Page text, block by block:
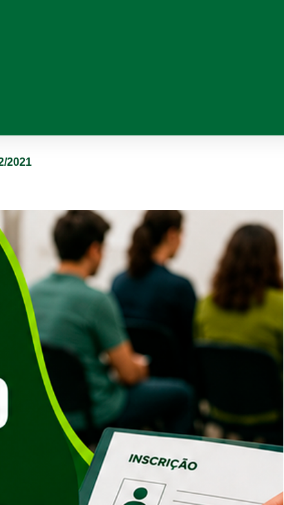
2021